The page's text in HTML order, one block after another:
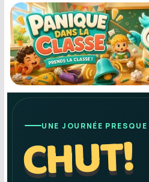
Actualités
VIE PROFESSIONNELLE
Ressources
Agenda
Mouvement